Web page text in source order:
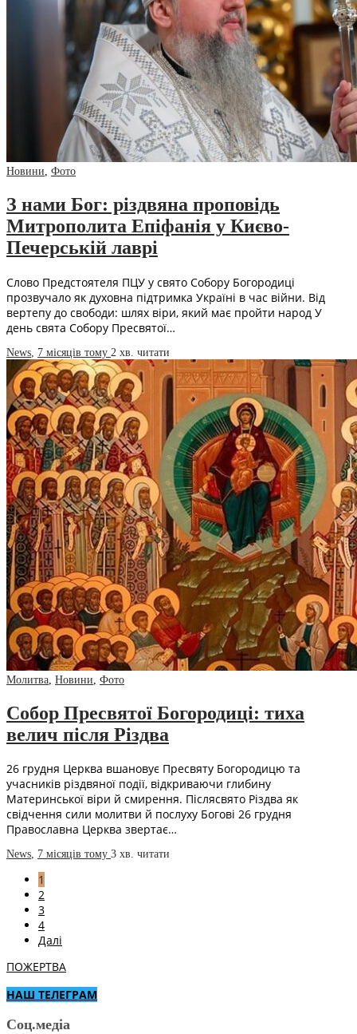
Новини Фото
З нами Бог: різдвяна проповідь
Митрополита Епіфанія у Києво-
Печерській лаврі
Слово Предстоятеля ПЦУ у свято Собору Богородиці
прозвучало як духовна підтримка Україні в час війни. Від
вертепу до свободи: шлях віри, який має пройти народ У
день свята Собору Пресвятої…
News 7 місяців тому 2 хв. читати
Молитва Новини Фото
Собор Пресвятої Богородиці: тиха
велич після Різдва
26 грудня Церква вшановує Пресвяту Богородицю та
учасників різдвяної події, відкриваючи глибину
Материнської віри й смирення. Післясвято Різдва як
свідчення сили молитви й послуху Богові 26 грудня
Православна Церква звертає…
News, 7 місяців тому 3 хв. читати
1
2
3
4
Далі
ПОЖЕРТВА
НАШ ТЕЛЕГРАМ
Соц.медіа